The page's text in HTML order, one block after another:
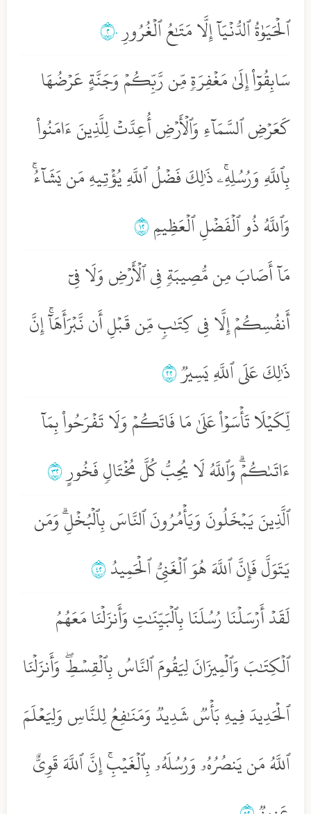
ٱلۡحَيَوٰةُ ٱلدُّنۡيَآ إِلَّا مَتَٰعُ ٱلۡغُرُورِ٢٠
سَابِقُوٓاْ إِلَىٰ مَغۡفِرَةٖ مِّن رَّبِّكُمۡ وَجَنَّةٍ عَرۡضُهَا
كَعَرۡضِ ٱلسَّمَآءِ وَٱلۡأَرۡضِ أُعِدَّتۡ لِلَّذِينَ ءَامَنُواْ
بِٱللَّهِ وَرُسُلِهِۦۚ ذَٰلِكَ فَضۡلُ ٱللَّهِ يُؤۡتِيهِ مَن يَشَآءُۚ
وَٱللَّهُ ذُو ٱلۡفَضۡلِ ٱلۡعَظِيمِ٢١
مَآ أَصَابَ مِن مُّصِيبَةٖ فِي ٱلۡأَرۡضِ وَلَا فِيٓ
أَنفُسِكُمۡ إِلَّا فِي كِتَٰبٖ مِّن قَبۡلِ أَن نَّبۡرَأَهَآۚ إِنَّ
ذَٰلِكَ عَلَى ٱللَّهِ يَسِيرٞ٢٢
لِّكَيۡلَا تَأۡسَوۡاْ عَلَىٰ مَا فَاتَكُمۡ وَلَا تَفۡرَحُواْ بِمَآ
ءَاتَىٰكُمۡۗ وَٱللَّهُ لَا يُحِبُّ كُلَّ مُخۡتَالٖ فَخُورٍ٢٣
ٱلَّذِينَ يَبۡخَلُونَ وَيَأۡمُرُونَ ٱلنَّاسَ بِٱلۡبُخۡلِۗ وَمَن
يَتَوَلَّ فَإِنَّ ٱللَّهَ هُوَ ٱلۡغَنِيُّ ٱلۡحَمِيدُ٢٤
لَقَدۡ أَرۡسَلۡنَا رُسُلَنَا بِٱلۡبَيِّنَٰتِ وَأَنزَلۡنَا مَعَهُمُ
ٱلۡكِتَٰبَ وَٱلۡمِيزَانَ لِيَقُومَ ٱلنَّاسُ بِٱلۡقِسۡطِۖ وَأَنزَلۡنَا
ٱلۡحَدِيدَ فِيهِ بَأۡسٞ شَدِيدٞ وَمَنَٰفِعُ لِلنَّاسِ وَلِيَعۡلَمَ
ٱللَّهُ مَن يَنصُرُهُۥ وَرُسُلَهُۥ بِٱلۡغَيۡبِۚ إِنَّ ٱللَّهَ قَوِيٌّ